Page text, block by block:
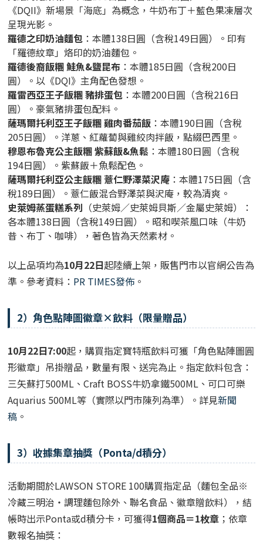
《DQII》新場景「海底」為概念，牛奶布丁＋藍色果凍層次
呈現光影。
羅德之印奶油麵包 ：本體138日圓（含稅149日圓）。印有
「羅德紋章」烙印的奶油麵包。
羅德後裔飯糰 鮭魚&鹽昆布 ：本體185日圓（含稅200日
圓）。以《DQI》主角配色發想。
羅雷西亞王子飯糰 豬排蛋包 ：本體200日圓（含稅216日
圓）。豪氣豬排蛋包配料。
薩瑪爾托利亞王子飯糰 雞肉番茄飯 ：本體190日圓（含稅
205日圓）。洋蔥、紅蘿蔔與雞絞肉拌飯，點綴巴西里。
穆恩布魯克公主飯糰 紫蘇飯&魚鬆 ：本體180日圓（含稅
194日圓）。紫蘇飯＋魚鬆配色。
薩瑪爾托利亞公主飯糰 薏仁野澤菜沢庵 ：本體175日圓（含
稅189日圓）。薏仁飯混合野澤菜與沢庵，較為清爽。
史萊姆蒸蛋糕系列 （史萊姆／史萊姆貝斯／金屬史萊姆）：
各本體138日圓（含稅149日圓）。昭和喫茶風口味（牛奶
昔、布丁、咖啡），著色皆為天然素材。
以上品項均為10月22日起陸續上架，販售門市以官網公告為
準。參考資料： PR TIMES發佈 。
2）角色點陣圖徽章×飲料（限量贈品）
10月22日7:00起，購買指定寶特瓶飲料可獲「角色點陣圖圓
形徽章」吊掛贈品，數量有限、送完為止。指定飲料包含：
三矢蘇打500ML、Craft BOSS牛奶拿鐵500ML、可口可樂
Aquarius 500ML等（實際以門市陳列為準）。詳見新聞
稿 。
3）收據集章抽獎（Ponta/d積分）
活動期間於LAWSON STORE 100購買指定品（麵包全品※
冷藏三明治・調理麵包除外、聯名食品、徽章贈飲料），結
帳時出示Ponta或d積分卡，可獲得1個商品＝1枚章 ；依章
數報名抽獎：